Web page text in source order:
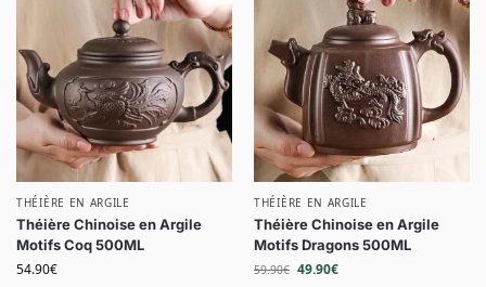
THÉIÈRE EN ARGILE
Théière Chinoise en Argile
Motifs Coq 500ML
54.90€
THÉIÈRE EN ARGILE
Théière Chinoise en Argile
Motifs Dragons 500ML
59.90€ 49.90€